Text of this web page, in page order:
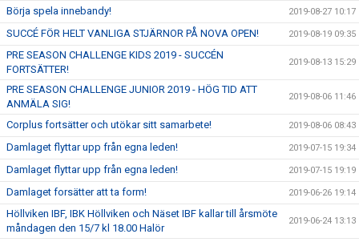
Börja spela innebandy! 2019-08-27 10:17
SUCCÉ FÖR HELT VANLIGA STJÄRNOR PÅ NOVA OPEN! 2019-08-19 09:35
PRE SEASON CHALLENGE KIDS 2019 - SUCCÉN
FORTSÄTTER!
2019-08-13 15:29
PRE SEASON CHALLENGE JUNIOR 2019 - HÖG TID ATT
ANMÄLA SIG!
2019-08-06 11:46
Corplus fortsätter och utökar sitt samarbete! 2019-08-06 08:43
Damlaget flyttar upp från egna leden! 2019-07-15 19:34
Damlaget flyttar upp från egna leden! 2019-07-15 19:19
Damlaget forsätter att ta form! 2019-06-26 19:14
Höllviken IBF, IBK Höllviken och Näset IBF kallar till årsmöte
måndagen den 15/7 kl 18.00 Halör
2019-06-24 13:13